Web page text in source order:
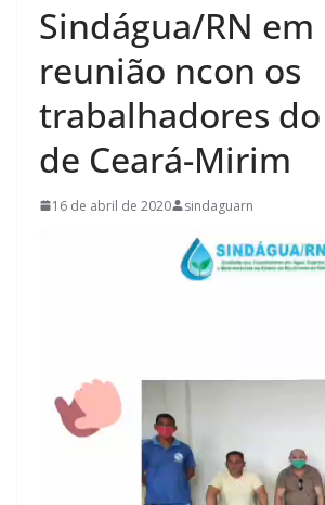
Sindágua/RN em
reunião ncon os
trabalhadores do
de Ceará-Mirim
16 de abril de 2020 sindaguarn